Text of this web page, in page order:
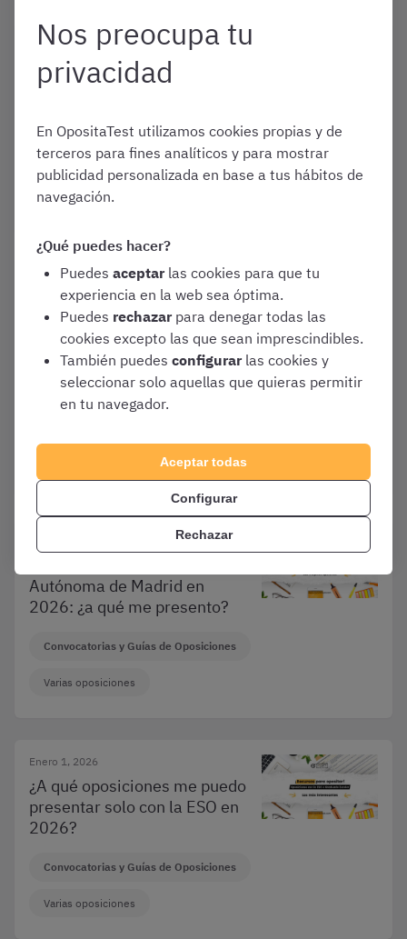
Enero 1, 2026
Temario de Auxiliar
Administrativo del SERMAS
Temarios de oposiciones
Auxiliar Administrativo del SERMAS
(Servicio Madrileño de Salud)
Enero 1, 2026
10 Oposiciones a las que
puedes presentarte en 2026
con la carrera universitaria de
Administración y Dirección de
Empresas (ADE)
Autónoma de Madrid en
2026: ¿a qué me presento?
Convocatorias y Guías de Oposiciones
Varias oposiciones
Enero 1, 2026
¿A qué oposiciones me puedo
presentar solo con la ESO en
2026?
Convocatorias y Guías de Oposiciones
Varias oposiciones
Nos preocupa tu
privacidad
En OpositaTest utilizamos cookies propias y de
terceros para fines analíticos y para mostrar
publicidad personalizada en base a tus hábitos de
navegación.
¿Qué puedes hacer?
Puedes aceptar las cookies para que tu
experiencia en la web sea óptima.
Puedes rechazar para denegar todas las
cookies excepto las que sean imprescindibles.
También puedes configurar las cookies y
seleccionar solo aquellas que quieras permitir
en tu navegador.
Aceptar todas
Configurar
Rechazar